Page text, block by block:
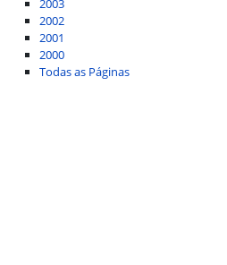
2003
2002
2001
2000
Todas as Páginas